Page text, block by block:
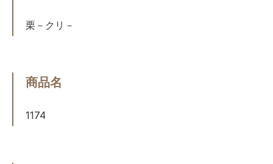
栗－クリ－
商品名
1174